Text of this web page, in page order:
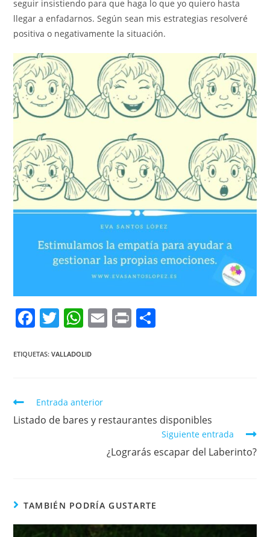
seguir insistiendo para que haga lo que yo quiero hasta
llegar a enfadarnos. Según sean mis estrategias resolveré
positiva o negativamente la situación.
F
c
b
o
T
itt
W
at
A
p
p
E Pr
tir
ETIQUETAS:VALLADOLID
Entrada anterior
Listado de bares y restaurantes disponibles
Siguiente entrada
¿Lograrás escapar del Laberinto?
TAMBIÉN PODRÍA GUSTARTE